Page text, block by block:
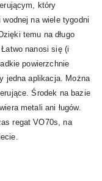
który
na wiele tygodni
temu na długo
nanosi się (i
powierzchnie
jedna aplikacja. Można
Środek na bazie
metali ani ługów.
regat VO70s, na